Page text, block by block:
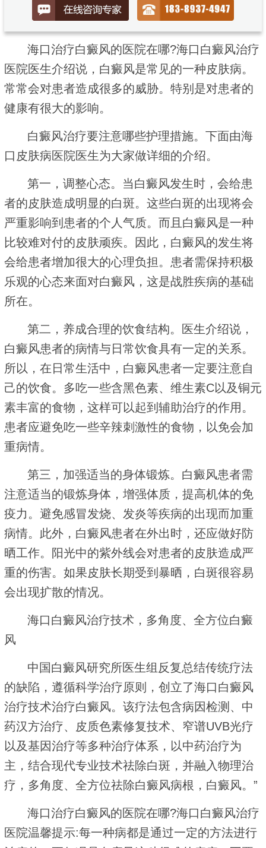
海口治疗白癜风的医院在哪?海口白癜风治疗
医院医生介绍说，白癜风是常见的一种皮肤病。
常常会对患者造成很多的威胁。特别是对患者的
健康有很大的影响。
白癜风治疗要注意哪些护理措施。下面由海
口皮肤病医院医生为大家做详细的介绍。
第一，调整心态。当白癜风发生时，会给患
者的皮肤造成明显的白斑。这些白斑的出现将会
严重影响到患者的个人气质。而且白癜风是一种
比较难对付的皮肤顽疾。因此，白癜风的发生将
会给患者增加很大的心理负担。患者需保持积极
乐观的心态来面对白癜风，这是战胜疾病的基础
所在。
第二，养成合理的饮食结构。医生介绍说，
白癜风患者的病情与日常饮食具有一定的关系。
所以，在日常生活中，白癜风患者一定要注意自
己的饮食。多吃一些含黑色素、维生素C以及铜元
素丰富的食物，这样可以起到辅助治疗的作用。
患者应避免吃一些辛辣刺激性的食物，以免会加
重病情。
第三，加强适当的身体锻炼。白癜风患者需
注意适当的锻炼身体，增强体质，提高机体的免
疫力。避免感冒发烧、发炎等疾病的出现而加重
病情。此外，白癜风患者在外出时，还应做好防
晒工作。阳光中的紫外线会对患者的皮肤造成严
重的伤害。如果皮肤长期受到暴晒，白斑很容易
会出现扩散的情况。
海口白癜风治疗技术，多角度、全方位白癜
风
中国白癜风研究所医生组反复总结传统疗法
的缺陷，遵循科学治疗原则，创立了海口白癜风
治疗技术治疗白癜风。该疗法包含病因检测、中
药汉方治疗、皮质色素修复技术、窄谱UVB光疗
以及基因治疗等多种治疗体系，以中药治疗为
主，结合现代专业技术祛除白斑，并融入物理治
疗，多角度、全方位祛除白癜风病根，白癜风。”
海口治疗白癜风的医院在哪?海口白癜风治疗
医院温馨提示:每一种病都是通过一定的方法进行